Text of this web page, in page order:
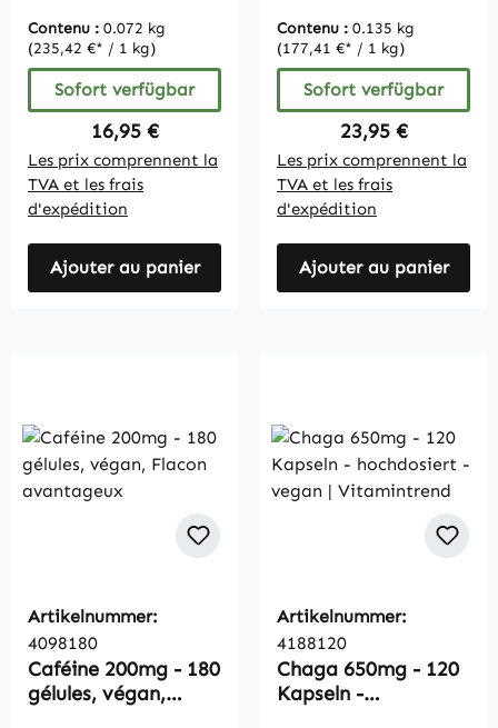
Contenu : 0.072 kg
(235,42 €* / 1 kg)
Sofort verfügbar
Regulärer Preis:
16,95 €
Les prix comprennent la
TVA et les frais
d'expédition
Ajouter au panier
Vitamintrend
Contenu : 0.135 kg
(177,41 €* / 1 kg)
Sofort verfügbar
Regulärer Preis:
23,95 €
Les prix comprennent la
TVA et les frais
d'expédition
Ajouter au panier
Artikelnummer:
4098180
Caféine 200mg - 180
gélules, végan,
Artikelnummer:
4188120
Chaga 650mg - 120
Kapseln -